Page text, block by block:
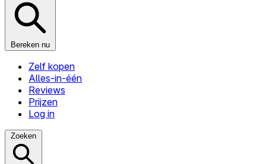
Bereken nu
Zelf kopen
Alles-in-één
Reviews
Prijzen
Log in
Zoeken